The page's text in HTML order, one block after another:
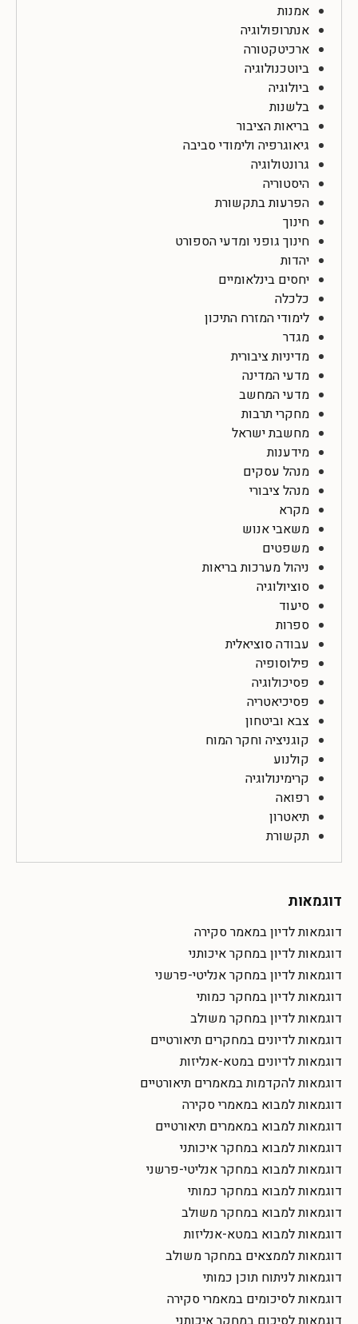
אמנות
אנתרופולוגיה
ארכיטקטורה
ביוטכנולוגיה
ביולוגיה
בלשנות
בריאות הציבור
גיאוגרפיה ולימודי סביבה
גרונטולוגיה
היסטוריה
הפרעות בתקשורת
חינוך
חינוך גופני ומדעי הספורט
יהדות
יחסים בינלאומיים
כלכלה
לימודי המזרח התיכון
מגדר
מדיניות ציבורית
מדעי המדינה
מדעי המחשב
מחקרי תרבות
מחשבת ישראל
מידענות
מנהל עסקים
מנהל ציבורי
מקרא
משאבי אנוש
משפטים
ניהול מערכות בריאות
סוציולוגיה
סיעוד
ספרות
עבודה סוציאלית
פילוסופיה
פסיכולוגיה
פסיכיאטריה
צבא וביטחון
קוגניציה וחקר המוח
קולנוע
קרימינולוגיה
רפואה
תיאטרון
תקשורת
דוגמאות
דוגמאות לדיון במאמר סקירה
דוגמאות לדיון במחקר איכותני
דוגמאות לדיון במחקר אנליטי-פרשני
דוגמאות לדיון במחקר כמותי
דוגמאות לדיון במחקר משולב
דוגמאות לדיונים במחקרים תיאורטיים
דוגמאות לדיונים במטא-אנליזות
דוגמאות להקדמות במאמרים תיאורטיים
דוגמאות למבוא במאמרי סקירה
דוגמאות למבוא במאמרים תיאורטיים
דוגמאות למבוא במחקר איכותני
דוגמאות למבוא במחקר אנליטי-פרשני
דוגמאות למבוא במחקר כמותי
דוגמאות למבוא במחקר משולב
דוגמאות למבוא במטא-אנליזות
דוגמאות לממצאים במחקר משולב
דוגמאות לניתוח תוכן כמותי
דוגמאות לסיכומים במאמרי סקירה